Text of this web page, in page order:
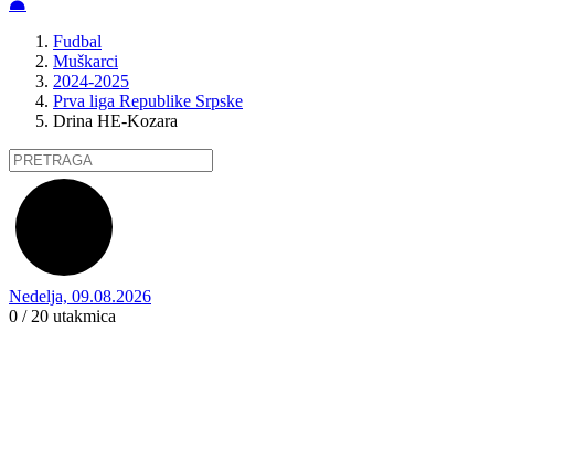
Fudbal
Muškarci
2024-2025
Prva liga Republike Srpske
Drina HE-Kozara
Nedelja, 09.08.2026
0 / 20 utakmica